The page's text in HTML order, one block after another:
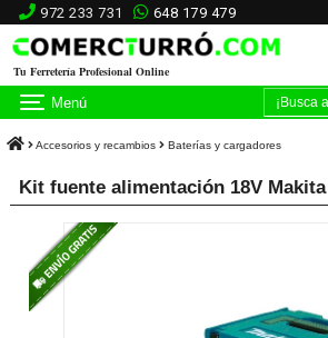
972 233 731 648 179 479
Tu Ferretería Profesional Online
Menú
Accesorios y recambios Baterías y cargadores
Kit fuente alimentación 18V Makita